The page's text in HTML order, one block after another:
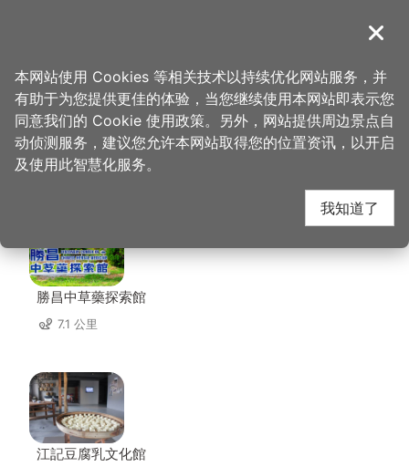
導覽
首页 > 想去的地方 > 住宿 > 米淇旅店
米淇旅店 周边店家
勝昌中草藥探索館
7.1 公里
江記豆腐乳文化館
关闭
本网站使用 Cookies 等相关技术以持续优化网站服务，并
有助于为您提供更佳的体验，当您继续使用本网站即表示您
同意我们的 Cookie 使用政策。另外，网站提供周边景点自
动侦测服务，建议您允许本网站取得您的位置资讯，以开启
及使用此智慧化服务。
我知道了